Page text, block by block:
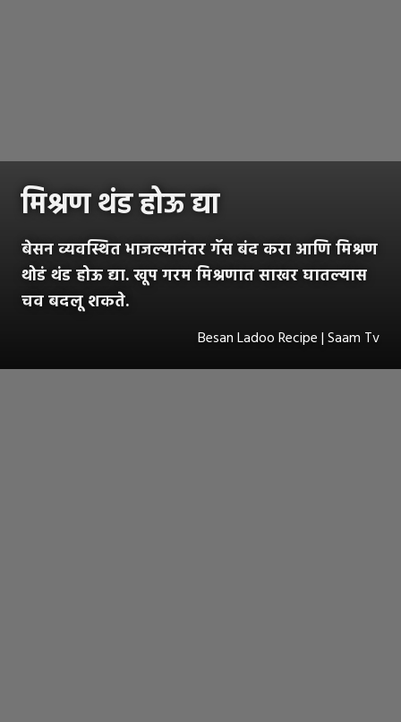
मिश्रण थंड होऊ द्या
बेसन व्यवस्थित भाजल्यानंतर गॅस बंद करा आणि मिश्रण
थोडं थंड होऊ द्या. खूप गरम मिश्रणात साखर घातल्यास
चव बदलू शकते.
Besan Ladoo Recipe | Saam Tv